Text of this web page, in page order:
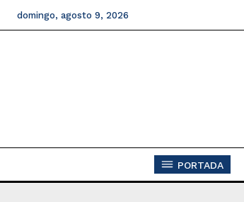
domingo, agosto 9, 2026
PORTADA